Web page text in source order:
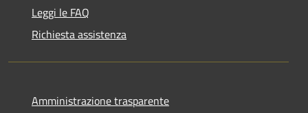
Leggi le FAQ
Richiesta assistenza
Amministrazione trasparente